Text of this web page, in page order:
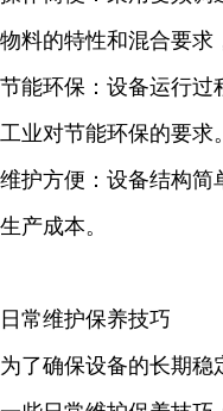
物料的特性和混合要求
节能环保：设备运行过
工业对节能环保的要求。
维护方便：设备结构简
生产成本。
日常维护保养技巧
为了确保设备的长期稳